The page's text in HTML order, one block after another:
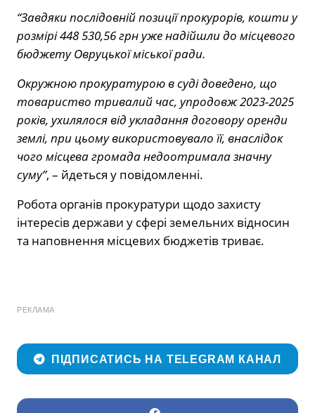
“Завдяки послідовній позиції прокурорів, кошти у
розмірі 448 530,56 грн уже надійшли до місцевого
бюджету Овруцької міської ради.
Окружною прокуратурою в суді доведено, що
товариство тривалий час, упродовж 2023-2025
років, ухилялося від укладання договору оренди
землі, при цьому використовувало її, внаслідок
чого місцева громада недоотримала значну
суму”, – йдеться у повідомленні.
Робота органів прокуратури щодо захисту
інтересів держави у сфері земельних відносин
та наповнення місцевих бюджетів триває.
РЕКЛАМА
ПІДПИСАТИСЬ НА TELEGRAM КАНАЛ